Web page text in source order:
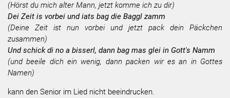
(Hörst du mich alter Mann, jetzt komme ich zu dir)
Dei Zeit is vorbei und iats bag die Baggl zamm
(Deine Zeit ist nun vorbei und jetzt pack dein Päckchen
zusammen)
Und schick di no a bisserl, dann bag mas glei in Gott's Namm
(und beeile dich ein wenig, dann packen wir es an in Gottes
Namen)
kann den Senior im Lied nicht beeindrucken.